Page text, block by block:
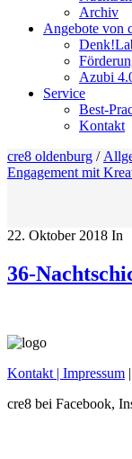
Archiv
Angebote von
Azubi
Service
Best-
Kontakt
cre8 oldenburg /
Engagement mit
22. Oktober 2018 In
36-
Kontakt | Impressum |
cre8 bei Facebook,